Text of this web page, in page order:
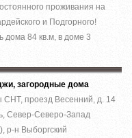
проживания на
и Подгорного!
84 кв.м, в доме 3
загородные дома
СНТ, проезд Весенний, д. 14
Север-Северо-Запад
р-н Выборгский